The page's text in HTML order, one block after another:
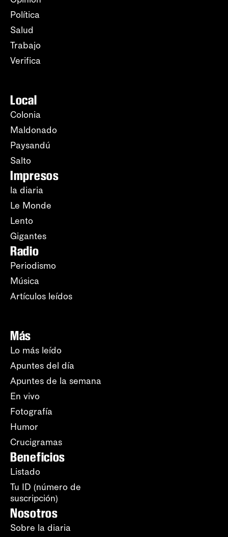
Política
Salud
Trabajo
Verifica
Local
Colonia
Maldonado
Paysandú
Salto
Impresos
la diaria
Le Monde
Lento
Gigantes
Radio
Periodismo
Música
Artículos leídos
Más
Lo más leído
Apuntes del día
Apuntes de la semana
En vivo
Fotografía
Humor
Crucigramas
Beneficios
Listado
Tu ID (número de
suscripción)
Nosotros
Sobre la diaria